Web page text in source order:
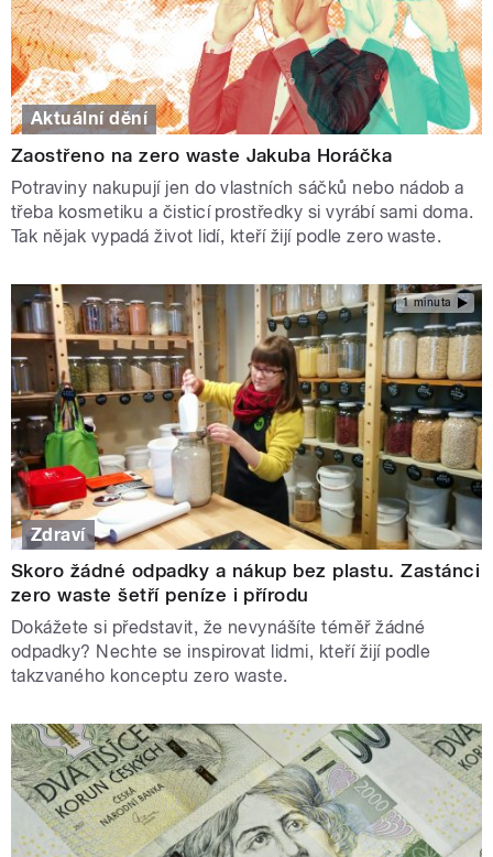
Aktuální dění
Zaostřeno na zero waste Jakuba Horáčka
Potraviny nakupují jen do vlastních sáčků nebo nádob a
třeba kosmetiku a čisticí prostředky si vyrábí sami doma.
Tak nějak vypadá život lidí, kteří žijí podle zero waste.
1 minuta
Zdraví
Skoro žádné odpadky a nákup bez plastu. Zastánci
zero waste šetří peníze i přírodu
Dokážete si představit, že nevynášíte téměř žádné
odpadky? Nechte se inspirovat lidmi, kteří žijí podle
takzvaného konceptu zero waste.